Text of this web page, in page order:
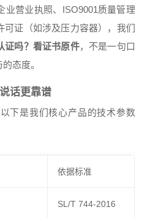
业营业执照、ISO9001质量管理
证（如涉及压力容器），我们
证吗？看证书原件，不是一句口
态度。
话更靠谱
下是我们核心产品的技术参数
依据标准
SL/T 744-2016